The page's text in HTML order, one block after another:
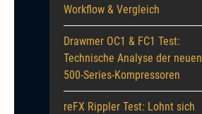
Workflow & Vergleich
Drawmer OC1 & FC1 Test:
Technische Analyse der neuen
500-Series-Kompressoren
reFX Rippler Test: Lohnt sich